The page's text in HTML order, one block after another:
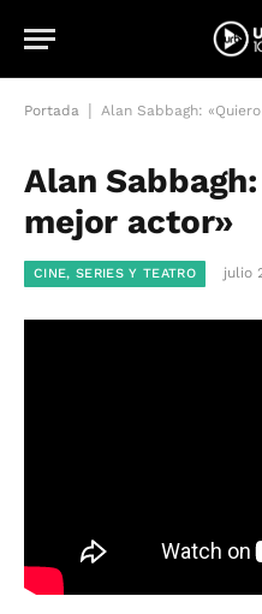
Portada Alan Sabbagh:
Alan
mejor actor»
CINE, SERIES Y TEATRO julio